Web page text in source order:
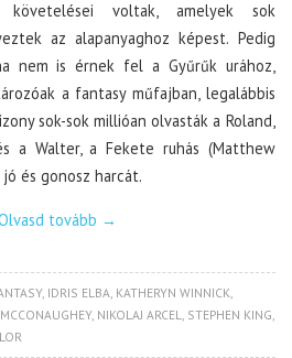
voltak, amelyek sok
az alapanyaghoz képest. Pedig
nem is érnek fel a Gyűrűk urához,
a fantasy műfajban, legalábbis
sok-sok millióan olvasták a Roland,
a Walter, a Fekete ruhás (Matthew
jó és gonosz harcát.
tovább →
, IDRIS ELBA KATHERYN WINNICK
, NIKOLAJ ARCEL STEPHEN KING